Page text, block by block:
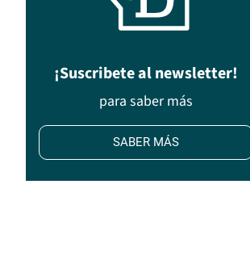
¡Suscribete al newsletter!
para saber más
SABER MÁS